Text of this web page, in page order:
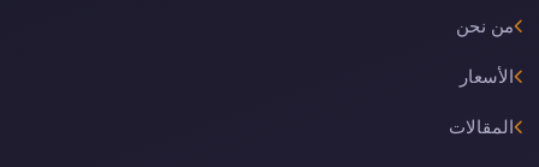
من نحن
الأسعار
المقالات